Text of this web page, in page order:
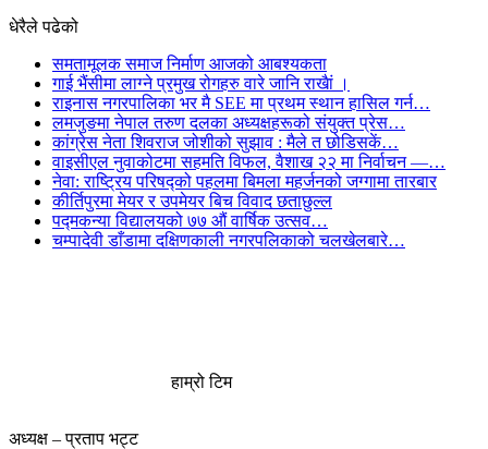
धेरैले पढेको
समतामूलक समाज निर्माण आजको आबश्यकता
गाई भैंसीमा लाग्ने प्रमुख रोगहरु वारे जानि राखैां ।
राइनास नगरपालिका भर मै SEE मा प्रथम स्थान हासिल गर्न…
लमजुङमा नेपाल तरुण दलका अध्यक्षहरूको संयुक्त प्रेस…
कांग्रेस नेता शिवराज जोशीको सुझाव : मैले त छोडिसकें…
वाइसीएल नुवाकोटमा सहमति विफल, वैशाख २२ मा निर्वाचन —…
नेवा: राष्ट्रिय परिषद्को पहलमा बिमला महर्जनको जग्गामा तारबार
कीर्तिपुरमा मेयर र उपमेयर बिच विवाद छताछुल्ल
पद्मकन्या विद्यालयको ७७ औं ‌‌वार्षिक ‌उत्सव…
चम्पादेवी डाँडामा दक्षिणकाली नगरपलिकाको चलखेलबारे…
हाम्रो टिम
अध्यक्ष – प्रताप भट्ट